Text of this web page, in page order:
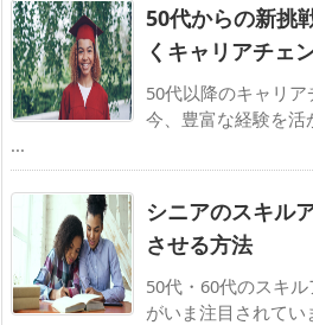
50代からの新挑
くキャリアチェ
50代以降のキャリ
今、豊富な経験を
...
シニアのスキル
させる方法
50代・60代のスキ
がいま注目されて